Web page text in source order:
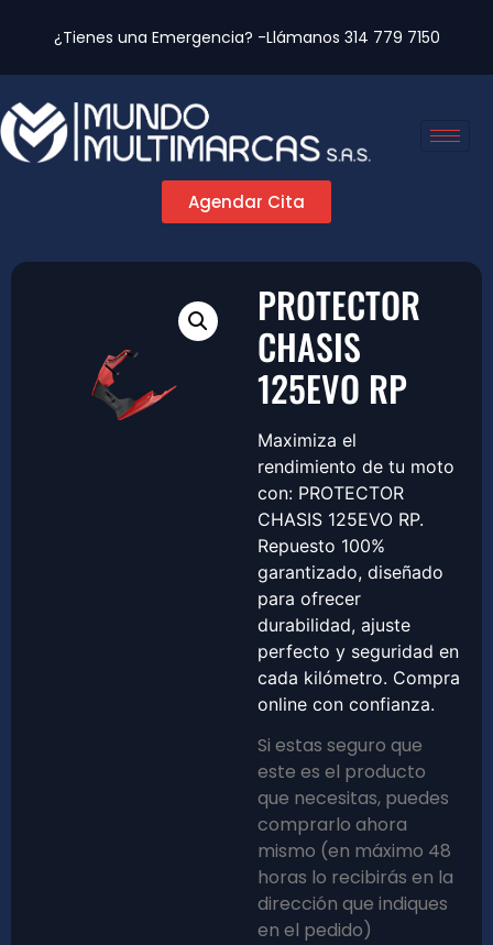
¿Tienes una Emergencia? -Llámanos 314 779 7150
Agendar Cita
PROTECTOR
CHASIS
125EVO RP
Maximiza el
rendimiento de tu moto
con: PROTECTOR
CHASIS 125EVO RP.
Repuesto 100%
garantizado, diseñado
para ofrecer
durabilidad, ajuste
perfecto y seguridad en
cada kilómetro. Compra
online con confianza.
Si estas seguro que
este es el producto
que necesitas, puedes
comprarlo ahora
mismo (en máximo 48
horas lo recibirás en la
dirección que indiques
en el pedido)